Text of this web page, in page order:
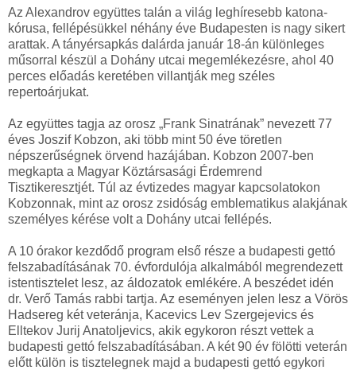
Az Alexandrov együttes talán a világ leghíresebb katona-
kórusa, fellépésükkel néhány éve Budapesten is nagy sikert
arattak. A tányérsapkás dalárda január 18-án különleges
műsorral készül a Dohány utcai megemlékezésre, ahol 40
perces előadás keretében villantják meg széles
repertoárjukat.
Az együttes tagja az orosz „Frank Sinatrának” nevezett 77
éves Joszif Kobzon, aki több mint 50 éve töretlen
népszerűségnek örvend hazájában. Kobzon 2007-ben
megkapta a Magyar Köztársasági Érdemrend
Tisztikeresztjét. Túl az évtizedes magyar kapcsolatokon
Kobzonnak, mint az orosz zsidóság emblematikus alakjának
személyes kérése volt a Dohány utcai fellépés.
A 10 órakor kezdődő program első része a budapesti gettó
felszabadításának 70. évfordulója alkalmából megrendezett
istentisztelet lesz, az áldozatok emlékére. A beszédet idén
dr. Verő Tamás rabbi tartja. Az eseményen jelen lesz a Vörös
Hadsereg két veteránja, Kacevics Lev Szergejevics és
Elltekov Jurij Anatoljevics, akik egykoron részt vettek a
budapesti gettó felszabadításában. A két 90 év fölötti veterán
előtt külön is tisztelegnek majd a budapesti gettó egykori